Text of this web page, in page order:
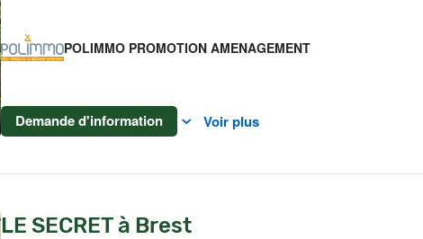
POLIMMO PROMOTION AMENAGEMENT
Demande d'information Voir plus
LE SECRET à Brest